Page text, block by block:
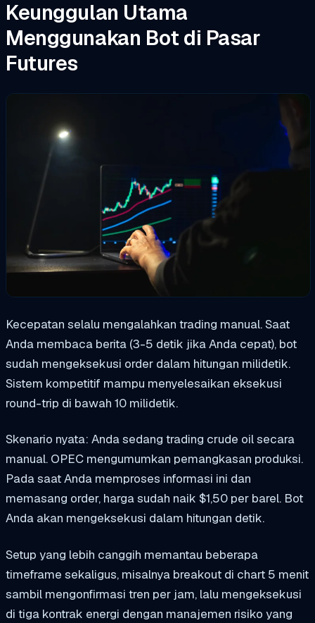
Keunggulan Utama
Menggunakan Bot di Pasar
Futures
Kecepatan selalu mengalahkan trading manual. Saat
Anda membaca berita (3-5 detik jika Anda cepat), bot
sudah mengeksekusi order dalam hitungan milidetik.
Sistem kompetitif mampu menyelesaikan eksekusi
round-trip di bawah 10 milidetik.
Skenario nyata: Anda sedang trading crude oil secara
manual. OPEC mengumumkan pemangkasan produksi.
Pada saat Anda memproses informasi ini dan
memasang order, harga sudah naik $1,50 per barel. Bot
Anda akan mengeksekusi dalam hitungan detik.
Setup yang lebih canggih memantau beberapa
timeframe sekaligus, misalnya breakout di chart 5 menit
sambil mengonfirmasi tren per jam, lalu mengeksekusi
di tiga kontrak energi dengan manajemen risiko yang